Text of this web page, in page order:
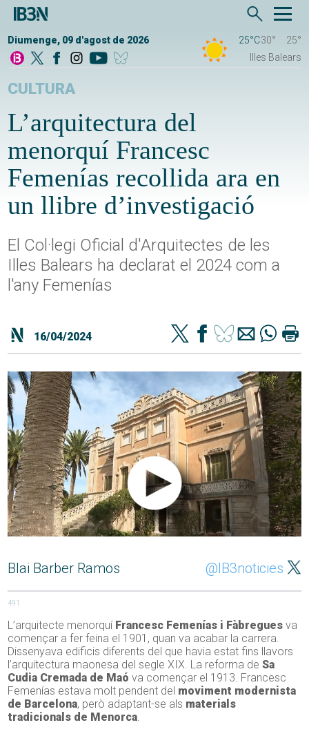
Diumenge, 09 d'agost de 2026 25°C30°
25°
Illes Balears
CULTURA
L’arquitectura del
menorquí Francesc
Femenías recollida ara en
un llibre d’investigació
El Col·legi Oficial d'Arquitectes de les
Illes Balears ha declarat el 2024 com a
l'any Femenías
16/04/2024
Blai Barber Ramos @IB3noticies
491
L’arquitecte menorquí Francesc Femenías i Fàbregues va
començar a fer feina el 1901, quan va acabar la carrera.
Dissenyava edificis diferents del que havia estat fins llavors
l’arquitectura maonesa del segle XIX. La reforma deSa
Cudia Cremada de Maó va començar el 1913. Francesc
Femenías estava molt pendent del moviment modernista
de Barcelona, però adaptant-se als materials
tradicionals de Menorca.